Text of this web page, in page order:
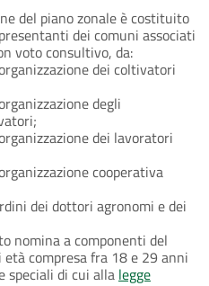
del piano zonale è costituito
dei comuni associati
voto consultivo, da:
dei coltivatori
degli
dei lavoratori
cooperativa
dei dottori agronomi e dei
nomina a componenti del
compresa fra 18 e 29 anni
speciali di cui alla legge